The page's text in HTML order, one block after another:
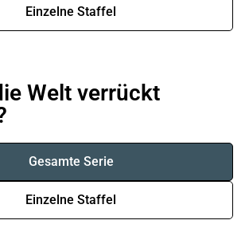
Einzelne Staffel
Welt verrückt
Gesamte Serie
Einzelne Staffel